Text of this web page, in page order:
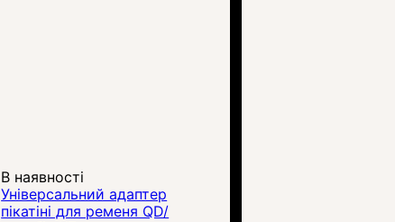
В наявності
Універсальний адаптер
пікатіні для ременя QD/